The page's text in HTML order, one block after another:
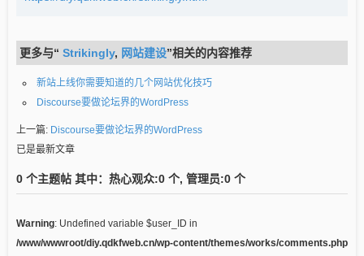
更多与“ Strikingly, 网站建设”相关的内容推荐
新站上线你需要知道的几个网站优化技巧
Discourse要做论坛界的WordPress
上一篇: Discourse要做论坛界的WordPress
已是最新文章
0 个主题帖 其中：热心观众:0 个, 管理员:0 个
Warning: Undefined variable $user_ID in
/www/wwwroot/diy.qdkfweb.cn/wp-content/themes/works/comments.php